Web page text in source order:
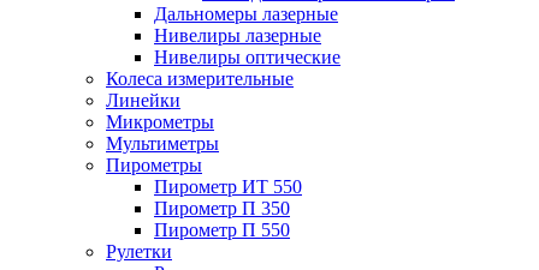
Дальномеры лазерные
Нивелиры лазерные
Нивелиры оптические
Колеса измерительные
Линейки
Микрометры
Мультиметры
Пирометры
Пирометр ИТ 550
Пирометр П 350
Пирометр П 550
Рулетки